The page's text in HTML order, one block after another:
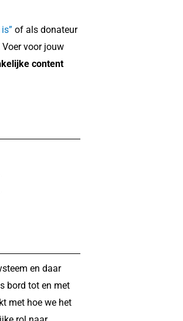
is” of als donateur
voor jouw
content
en daar
bord tot en met
met hoe we het